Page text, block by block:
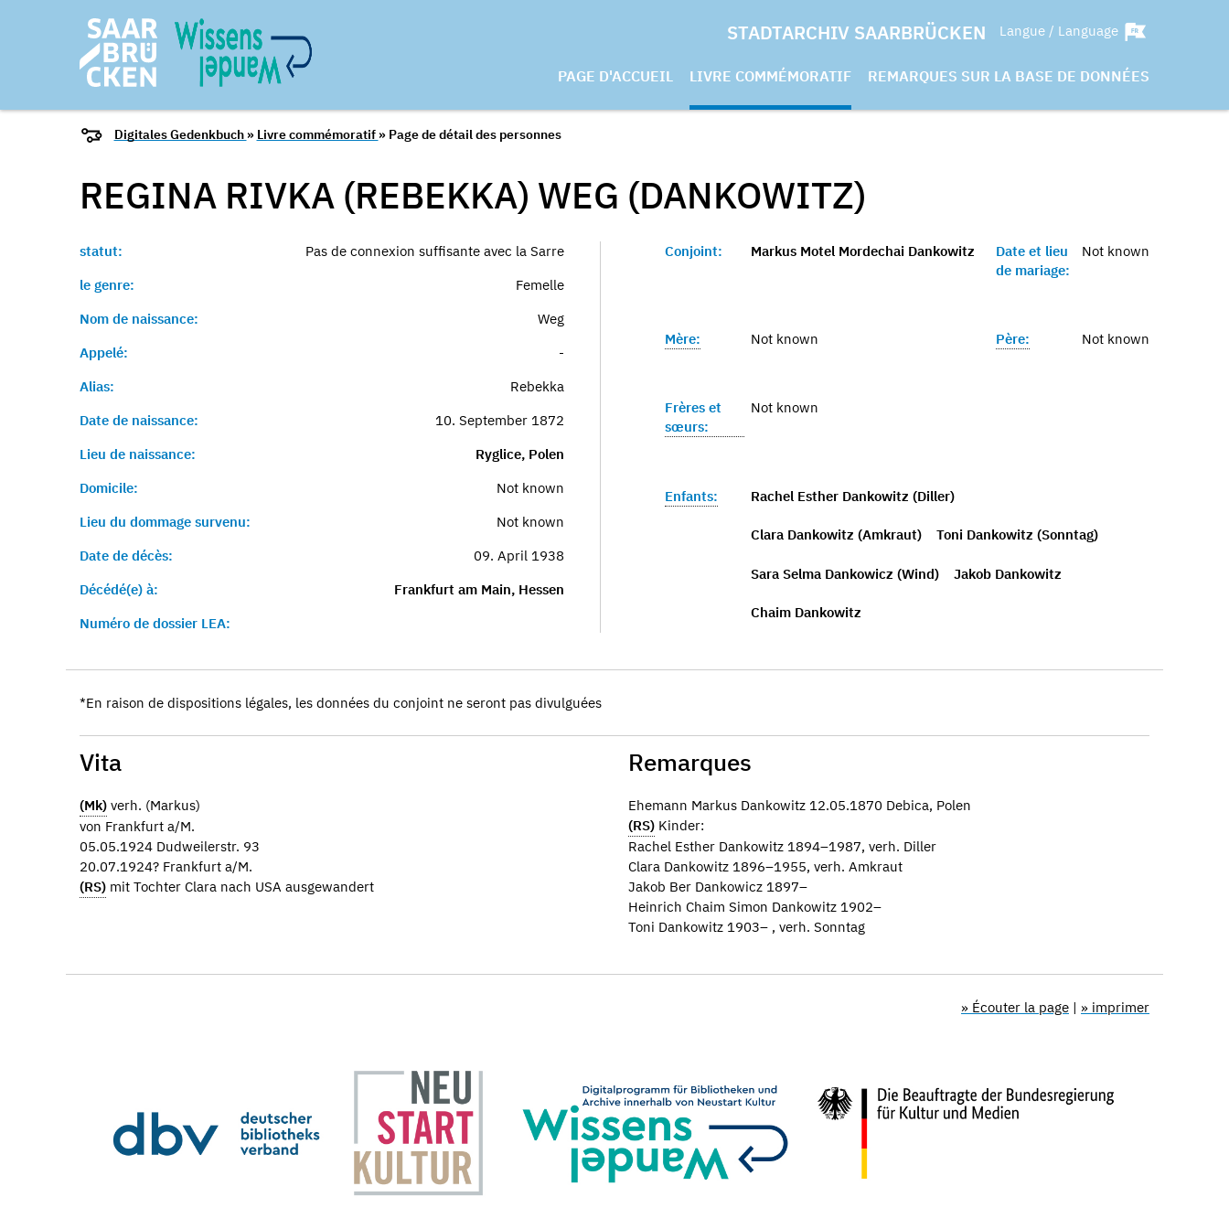
STADTARCHIV SAARBRÜCKEN Langue / Language
PAGE D'ACCUEIL LIVRE COMMÉMORATIF REMARQUES SUR LA BASE DE DONNÉES
Digitales Gedenkbuch » Livre commémoratif » Page de détail des personnes
REGINA RIVKA (REBEKKA) WEG (DANKOWITZ)
statut:
Pas de connexion suffisante avec la Sarre
le genre:
Femelle
Nom de naissance:
Weg
Appelé:
-
Alias:
Rebekka
Date de naissance:
10. September 1872
Lieu de naissance:
Ryglice, Polen
Domicile:
Not known
Lieu du dommage survenu:
Not known
Date de décès:
09. April 1938
Décédé(e) à:
Frankfurt am Main, Hessen
Numéro de dossier LEA:
Conjoint: Markus Motel Mordechai Dankowitz
Date et lieu
de mariage:
Not known
Mère: Not known Père: Not known
Frères et
sœurs:
Not known
Enfants: Rachel Esther Dankowitz (Diller)
Clara Dankowitz (Amkraut) Toni Dankowitz (Sonntag)
Sara Selma Dankowicz (Wind) Jakob Dankowitz
Chaim Dankowitz
*En raison de dispositions légales, les données du conjoint ne seront pas divulguées
Vita
(Mk) verh. (Markus)
von Frankfurt a/M.
05.05.1924 Dudweilerstr. 93
20.07.1924? Frankfurt a/M.
(RS) mit Tochter Clara nach USA ausgewandert
Remarques
Ehemann Markus Dankowitz 12.05.1870 Debica, Polen
(RS) Kinder:
Rachel Esther Dankowitz 1894–1987, verh. Diller
Clara Dankowitz 1896–1955, verh. Amkraut
Jakob Ber Dankowicz 1897–
Heinrich Chaim Simon Dankowitz 1902–
Toni Dankowitz 1903– , verh. Sonntag
» Écouter la page | » imprimer